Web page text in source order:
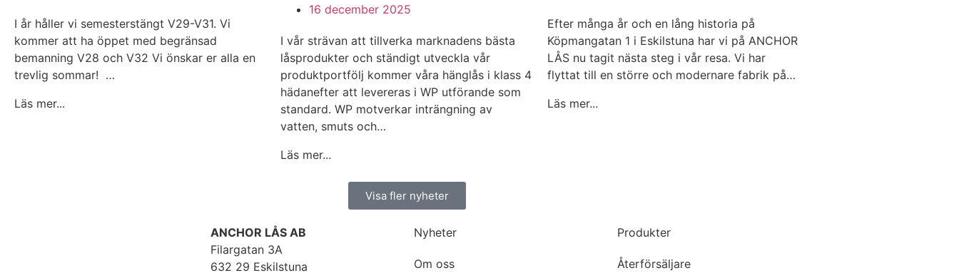
I år håller vi semesterstängt V29-V31. Vi
kommer att ha öppet med begränsad
bemanning V28 och V32 Vi önskar er alla en
trevlig sommar! …
Läs mer...
16 december 2025
I vår strävan att tillverka marknadens bästa
låsprodukter och ständigt utveckla vår
produktportfölj kommer våra hänglås i klass 4
hädanefter att levereras i WP utförande som
standard. WP motverkar inträngning av
vatten, smuts och…
Läs mer...
Efter många år och en lång historia på
Köpmangatan 1 i Eskilstuna har vi på ANCHOR
LÅS nu tagit nästa steg i vår resa. Vi har
flyttat till en större och modernare fabrik på…
Läs mer...
Visa fler nyheter
ANCHOR LÅS AB
Filargatan 3A
632 29 Eskilstuna
Nyheter
Om oss
Produkter
Återförsäljare